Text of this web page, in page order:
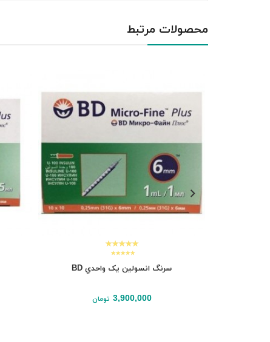
محصولات مرتبط
سرنگ انسولين یک واحدي BD
3,900,000 تومان افزودن به سبد